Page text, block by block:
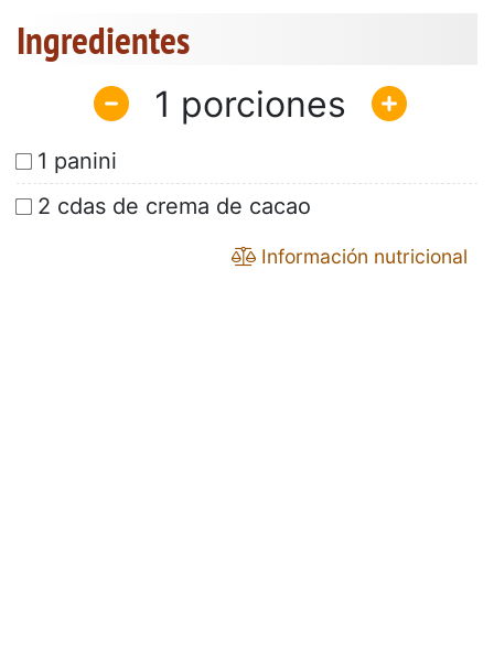
Ingredientes
1
1 panini
2 cdas de crema de cacao
Información nutricional